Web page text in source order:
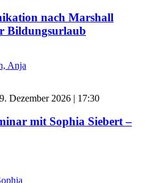
nach Marshall
Bildungsurlaub
Anja
9. Dezember 2026 | 17:30
mit Sophia Siebert –